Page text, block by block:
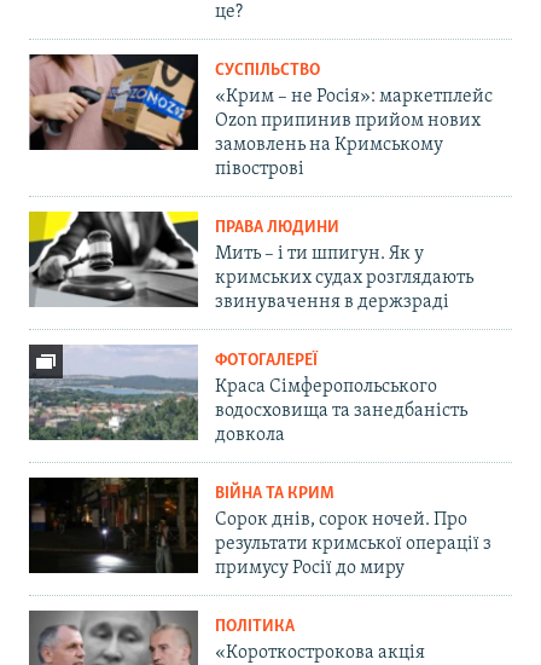
це?
СУСПІЛЬСТВО
«Крим – не Росія»: маркетплейс
Ozon припинив прийом нових
замовлень на Кримському
півострові
ПРАВА ЛЮДИНИ
Мить – і ти шпигун. Як у
кримських судах розглядають
звинувачення в держзраді
ФОТОГАЛЕРЕЇ
Краса Сімферопольського
водосховища та занедбаність
довкола
ВІЙНА ТА КРИМ
Сорок днів, сорок ночей. Про
результати кримської операції з
примусу Росії до миру
ПОЛІТИКА
«Короткострокова акція